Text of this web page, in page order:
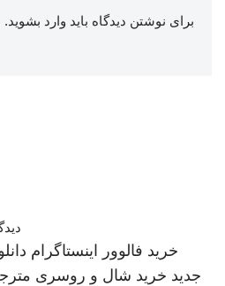
برای نوشتن دیدگاه باید وارد بشوید.
خرید فالوور اینستاگرام
جدید خرید شال و روسری